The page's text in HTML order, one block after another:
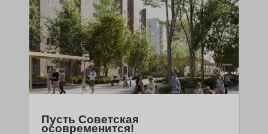
Пусть Советская
осовременится!